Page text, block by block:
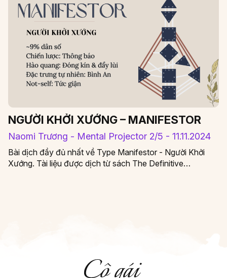
NGƯỜI KHỞI XƯỚNG – MANIFESTOR
Naomi Trương - Mental Projector 2/5 - 11.11.2024
Bài dịch đầy đủ nhất về Type Manifestor - Người Khởi
Xướng. Tài liệu được dịch từ sách The Definitive…